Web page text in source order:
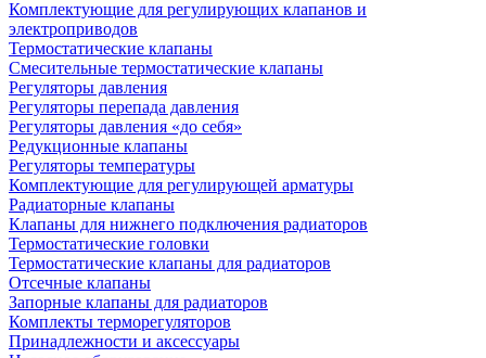
Комплектующие для регулирующих клапанов и
электроприводов
Термостатические клапаны
Смесительные термостатические клапаны
Регуляторы давления
Регуляторы перепада давления
Регуляторы давления «до себя»
Редукционные клапаны
Регуляторы температуры
Комплектующие для регулирующей арматуры
Радиаторные клапаны
Клапаны для нижнего подключения радиаторов
Термостатические головки
Термостатические клапаны для радиаторов
Отсечные клапаны
Запорные клапаны для радиаторов
Комплекты терморегуляторов
Принадлежности и аксессуары